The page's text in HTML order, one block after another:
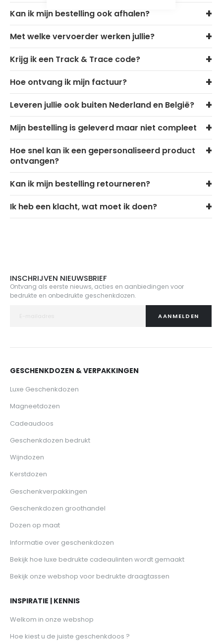
Kan ik mijn bestelling ook afhalen?
Met welke vervoerder werken jullie?
Krijg ik een Track & Trace code?
Hoe ontvang ik mijn factuur?
Leveren jullie ook buiten Nederland en België?
Mijn bestelling is geleverd maar niet compleet
Hoe snel kan ik een gepersonaliseerd product
ontvangen?
Kan ik mijn bestelling retourneren?
Ik heb een klacht, wat moet ik doen?
INSCHRIJVEN NIEUWSBRIEF
Ontvang als eerste nieuws, acties en aanbiedingen voor
bedrukte en onbedrukte geschenkdozen.
AANMELDEN
GESCHENKDOZEN & VERPAKKINGEN
Luxe Geschenkdozen
Magneetdozen
Cadeaudoos
Geschenkdozen bedrukt
Wijndozen
Kerstdozen
Geschenkverpakkingen
Geschenkdozen groothandel
Dozen op maat
Informatie over geschenkdozen
Bekijk hoe luxe bedrukte cadeaulinten wordt gemaakt
Bekijk onze webshop voor bedrukte draagtassen
INSPIRATIE | KENNIS
Welkom in onze webshop
Hoe kiest u de juiste geschenkdoos ?